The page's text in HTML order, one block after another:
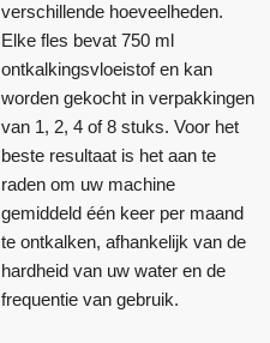
verschillende hoeveelheden.
Elke fles bevat 750 ml
ontkalkingsvloeistof en kan
worden gekocht in verpakkingen
van 1, 2, 4 of 8 stuks. Voor het
beste resultaat is het aan te
raden om uw machine
gemiddeld één keer per maand
te ontkalken, afhankelijk van de
hardheid van uw water en de
frequentie van gebruik.